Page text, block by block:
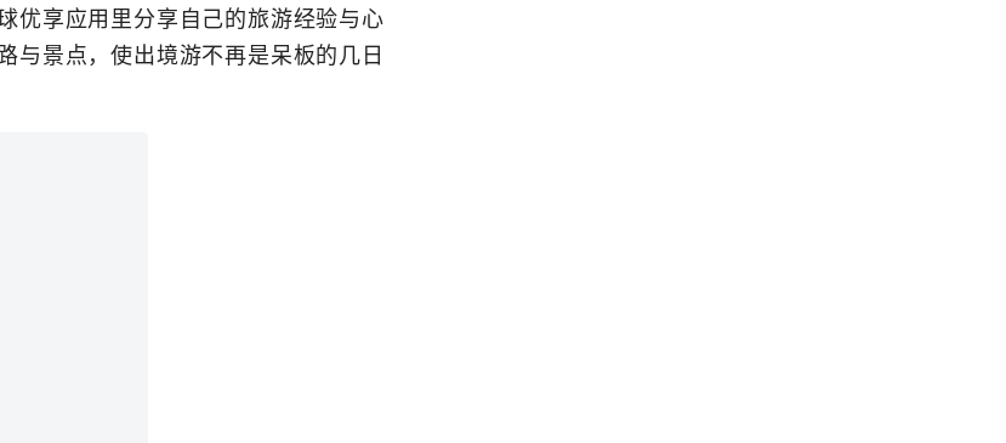
优享应用里分享自己的旅游经验与心
与景点，使出境游不再是呆板的几日